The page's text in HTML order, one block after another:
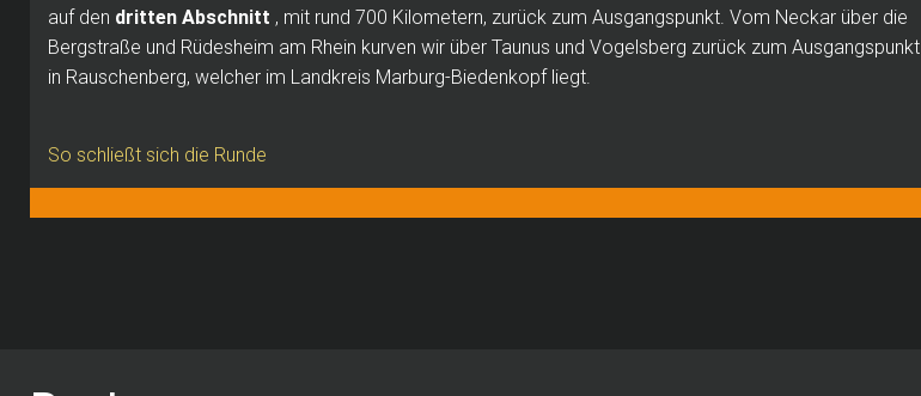
auf den dritten Abschnitt , mit rund 700 Kilometern, zurück zum Ausgangspunkt. Vom Neckar über die
Bergstraße und Rüdesheim am Rhein kurven wir über Taunus und Vogelsberg zurück zum Ausgangspunkt
in Rauschenberg, welcher im Landkreis Marburg-Biedenkopf liegt.
So schließt sich die Runde